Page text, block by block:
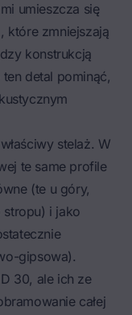
umieszcza się
które zmniejszają
konstrukcją
detal pominąć,
stelaż. W
te same profile
(te u góry,
i jako
gipsowa).
30, ale ich ze
całej